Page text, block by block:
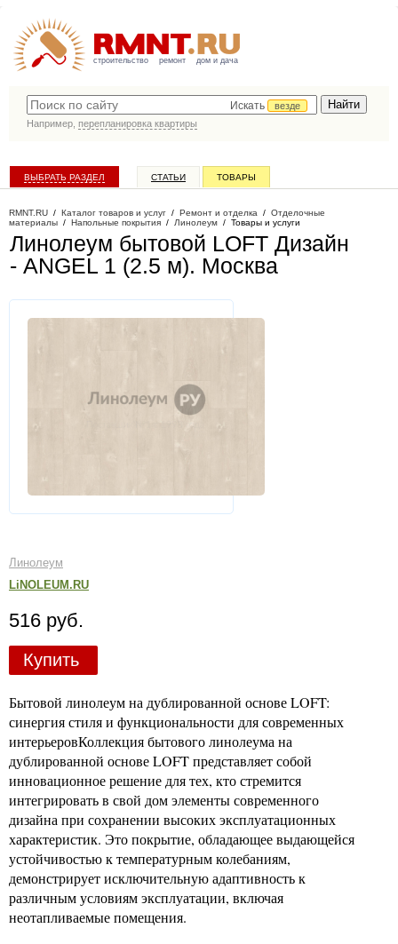
строительство ремонт дом и дача
Искать
везде
Например, перепланировка квартиры
ВЫБРАТЬ РАЗДЕЛ СТАТЬИ ТОВАРЫ
RMNT.RU / Каталог товаров и услуг / Ремонт и отделка / Отделочные
материалы / Напольные покрытия / Линолеум / Товары и услуги
Линолеум бытовой LOFT Дизайн
- ANGEL 1 (2.5 м). Москва
Линолеум
LiNOLEUM.RU
516 руб.
Купить
Бытовой линолеум на дублированной основе LOFT:
синергия стиля и функциональности для современных
интерьеровКоллекция бытового линолеума на
дублированной основе LOFT представляет собой
инновационное решение для тех, кто стремится
интегрировать в свой дом элементы современного
дизайна при сохранении высоких эксплуатационных
характеристик. Это покрытие, обладающее выдающейся
устойчивостью к температурным колебаниям,
демонстрирует исключительную адаптивность к
различным условиям эксплуатации, включая
неотапливаемые помещения.